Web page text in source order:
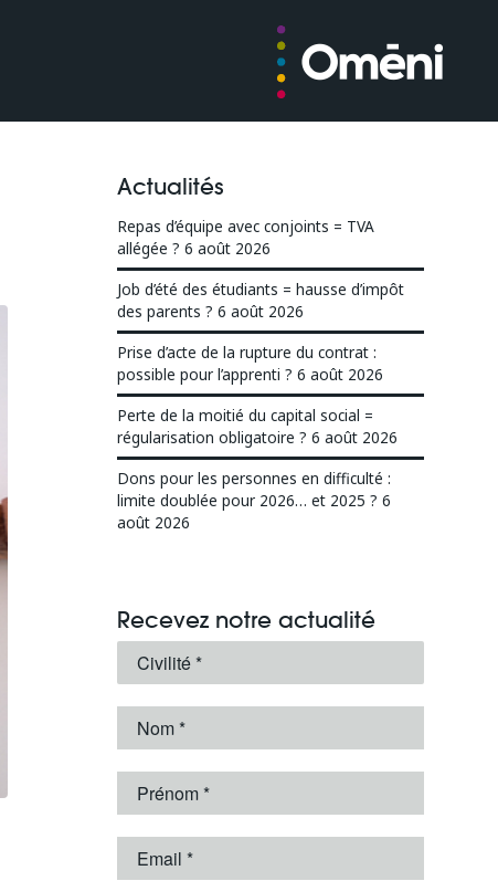
Actualités
Repas d’équipe avec conjoints = TVA
allégée ? 6 août 2026
Job d’été des étudiants = hausse d’impôt
des parents ? 6 août 2026
Prise d’acte de la rupture du contrat :
possible pour l’apprenti ? 6 août 2026
Perte de la moitié du capital social =
régularisation obligatoire ? 6 août 2026
Dons pour les personnes en difficulté :
limite doublée pour 2026… et 2025 ? 6
août 2026
Recevez notre actualité